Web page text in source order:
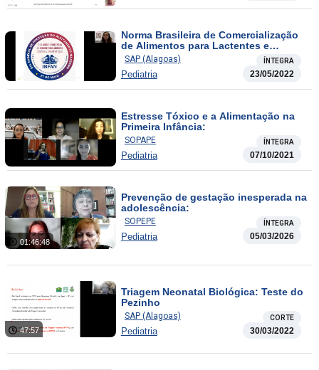
Norma Brasileira de Comercialização
de Alimentos para Lactentes e
Crianças de Primeira Infância, Bicos,
Chupetas e Mamadeiras
SAP (Alagoas) ÍNTEGRA
Pediatria 23/05/2022
Estresse Tóxico e a Alimentação na
Primeira Infância:
SOPAPE ÍNTEGRA
Pediatria 07/10/2021
01:46:48
Prevenção de gestação inesperada na
adolescência:
SOPEPE ÍNTEGRA
Pediatria 05/03/2026
47:57
Triagem Neonatal Biológica: Teste do
Pezinho
SAP (Alagoas) CORTE
Pediatria 30/03/2022